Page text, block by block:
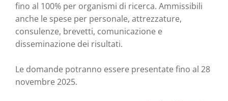
fino al 100% per organismi di ricerca. Ammissibili
anche le spese per personale, attrezzature,
consulenze, brevetti, comunicazione e
disseminazione dei risultati.
Le domande potranno essere presentate fino al 28
novembre 2025.